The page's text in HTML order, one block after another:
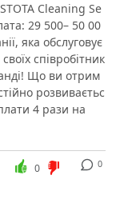
Cleaning Se
29 500– 50 00
яка обслуговує
співробітник
Що ви отрим
розвиваєтьс
4 рази на
0
0